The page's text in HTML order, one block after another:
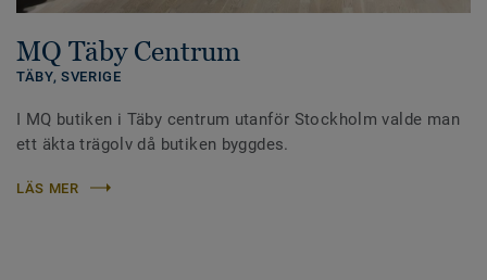
MQ Täby Centrum
TÄBY, SVERIGE
I MQ butiken i Täby centrum utanför Stockholm valde man
ett äkta trägolv då butiken byggdes.
LÄS MER